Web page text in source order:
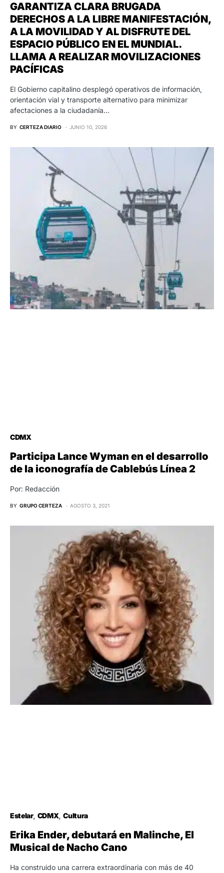
GARANTIZA CLARA BRUGADA
DERECHOS A LA LIBRE MANIFESTACIÓN,
A LA MOVILIDAD Y AL DISFRUTE DEL
ESPACIO PÚBLICO EN EL MUNDIAL.
LLAMA A REALIZAR MOVILIZACIONES
PACÍFICAS
El Gobierno capitalino desplegó operativos de información,
orientación vial y transporte alternativo para minimizar
afectaciones a la ciudadanía…
BY CERTEZA DIARIO JUNIO 10, 2026
CDMX
Participa Lance Wyman en el desarrollo
de la iconografía de Cablebús Línea 2
Por: Redacción
BY GRUPO CERTEZA AGOSTO 3, 2021
Estelar CDMX Cultura
Erika Ender, debutará en Malinche, El
Musical de Nacho Cano
Ha construido una carrera extraordinaria con más de 40